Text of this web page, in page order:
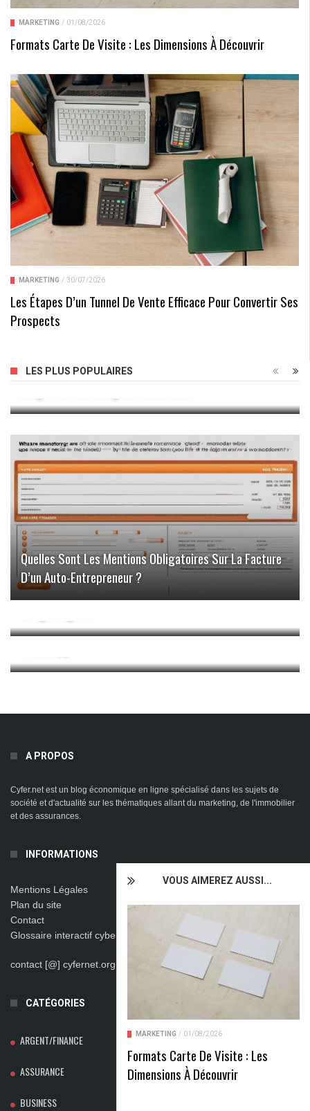
VOUS AIMEREZ AUSSI...
MARKETING / 01/08/2026
Formats Carte De Visite : Les
Dimensions À Découvrir
MARKETING / 01/08/2026
Formats Carte De Visite : Les Dimensions À Découvrir
MARKETING / 30/07/2026
Les Étapes D’un Tunnel De Vente Efficace Pour Convertir Ses
Prospects
LES PLUS POPULAIRES
Navigation En Haute Mer : Maîtriser Le Sextant Grand
Quelles Sont Les Mentions Obligatoires Sur La Facture
D’un Auto-Entrepreneur ?
A PROPOS
Cyfer.net est un blog économique en ligne spécialisé dans les sujets de
société et d'actualité sur les thématiques allant du marketing, de l'immobilier
et des assurances.
INFORMATIONS
Mentions Légales
Plan du site
Contact
Glossaire interactif cybersécurité
contact [@] cyfernet.org
CATÉGORIES
ARGENT/FINANCE
ASSURANCE
BUSINESS